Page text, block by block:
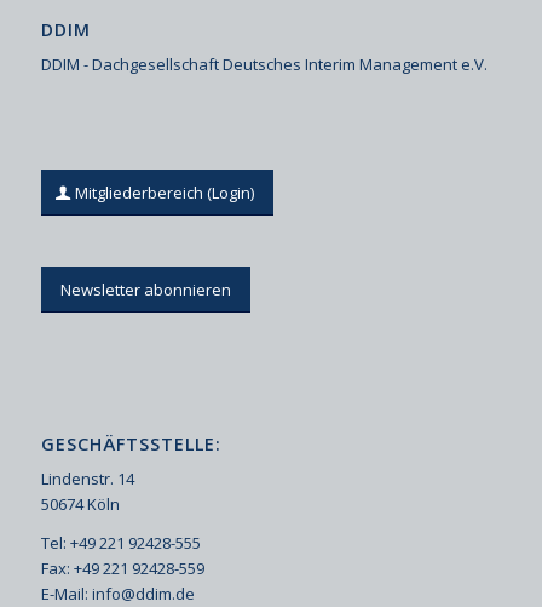
DDIM
DDIM - Dachgesellschaft Deutsches Interim Management e.V.
Mitgliederbereich (Login)
Newsletter abonnieren
GESCHÄFTSSTELLE:
Lindenstr. 14
50674 Köln
Tel: +49 221 92428-555
Fax: +49 221 92428-559
E-Mail: info@ddim.de